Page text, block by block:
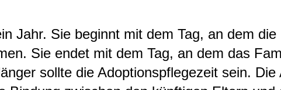
Jahr. Sie beginnt mit dem Tag, an dem
Sie endet mit dem Tag, an dem das
sollte die Adoptionspflegezeit sein.